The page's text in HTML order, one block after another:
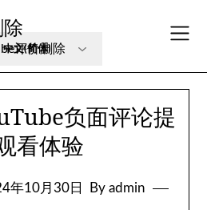
评价删除
负面评论提
看体验
年10月30日 By admin